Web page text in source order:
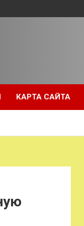
КАРТА САЙТА